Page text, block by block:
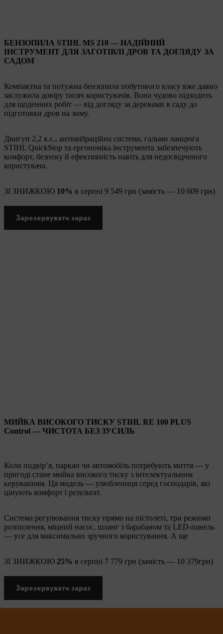
БЕНЗОПИЛА STIHL MS 210 — НАДІЙНИЙ
ІНСТРУМЕНТ ДЛЯ ЗАГОТІВЛІ ДРОВ ТА ДОГЛЯДУ ЗА
САДОМ
Компактна та потужна бензопила побутового класу вже давно
заслужила довіру тисяч користувачів. Вона чудово підходить
для щоденних робіт — від догляду за деревами в саду до
підготовки дров на зиму.
Двигун 2,2 к.с., антивібраційна система, гальмо ланцюга
STIHL QuickStop та ергономіка інструмента забезпечують
комфорт, безпеку й ефективність навіть для недосвідченого
користувача.
ЗІ ЗНИЖКОЮ 10% в серпні 9 549 грн (замість — 10 609 грн)
Зарезервувати зараз
МИЙКА ВИСОКОГО ТИСКУ STIHL RE 100 PLUS
Control — ЧИСТОТА БЕЗ ЗУСИЛЬ
Коли подвір’я, паркан чи автомобіль потребують миття — у
пригоді стане мийка високого тиску з інтелектуальним
керуванням. Ця модель — улюблениця серед господарів, які
цінують комфорт і результат.
Система регулювання тиску прямо на пістолеті, три режими
розпилення, міцний насос, шланг з барабаном та LED-панель
— усе для максимально зручного користування. А ще
ЗІ ЗНИЖКОЮ 25% в серпні 7 779 грн (замість — 10 379грн)
Зарезервувати зараз